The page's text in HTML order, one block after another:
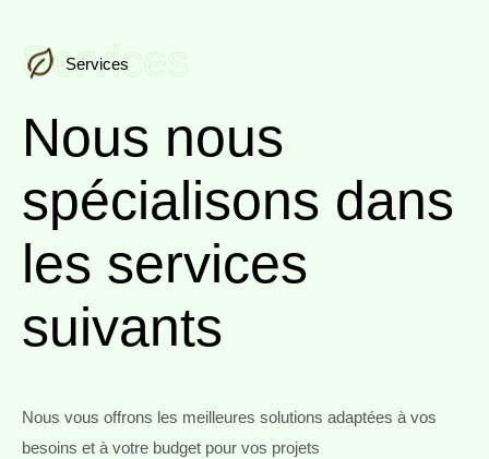
Services
Services
Nous nous
spécialisons dans
les services
suivants
Nous vous offrons les meilleures solutions adaptées à vos
besoins et à votre budget pour vos projets